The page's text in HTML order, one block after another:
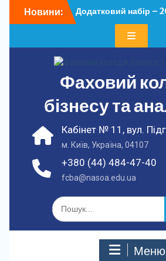
доНовини:
Додатковий набір –
У ФКБА НАСОА
Фаховий
бізнесу та
+380 (44) 484-47-40
fcba@nasoa.edu.ua
Кабінет № 11, вул.
м. Київ, Україна, 04107
Шукати:
Меню